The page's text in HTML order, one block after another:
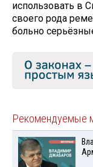
использовать в
своего рода
больно
Рекомендуемые